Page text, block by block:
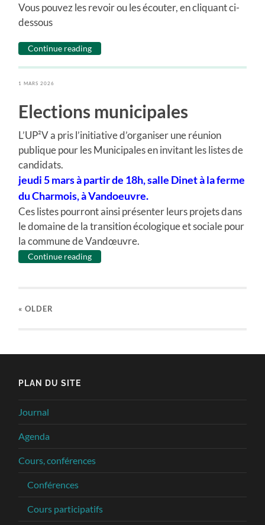
Vous pouvez les revoir ou les écouter, en cliquant ci-
dessous
Continue reading
1 MARS 2026
Elections municipales
L’UP²V a pris l’initiative d’organiser une réunion
publique pour les Municipales en invitant les listes de
candidats.
jeudi 5 mars à partir de 18h, salle Dinet à la ferme
du Charmois, à Vandoeuvre.
Ces listes pourront ainsi présenter leurs projets dans
le domaine de la transition écologique et sociale pour
la commune de Vandœuvre.
Continue reading
« OLDER
PLAN DU SITE
Journal
Agenda
Cours, conférences
Conférences
Cours participatifs